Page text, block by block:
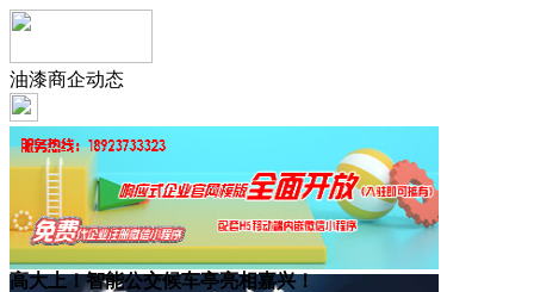
油漆商企动态
高大上！智能公交候车亭亮相嘉兴！